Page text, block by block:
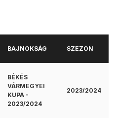
BAJNOKSÁG SZEZON
BÉKÉS
VÁRMEGYEI
KUPA -
2023/2024
2023/2024